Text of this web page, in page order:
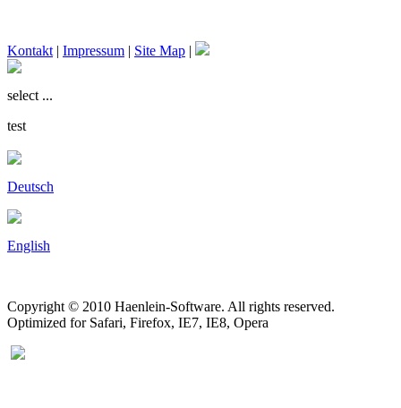
Kontakt | Impressum | Site Map |
select ...
test
Deutsch
English
Copyright © 2010 Haenlein-Software. All rights reserved.
Optimized for Safari, Firefox, IE7, IE8, Opera